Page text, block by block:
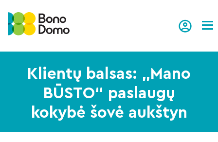
Klientų balsas: „Mano
BŪSTO“ paslaugų
kokybė šovė aukštyn